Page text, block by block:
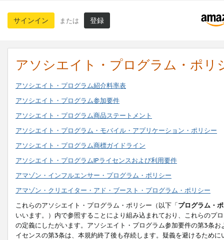
サインイン または 登録
アソシエイト・プログラム・ポリ
アソシエイト・プログラム紹介料率表
アソシエイト・プログラム参加要件
アソシエイト・プログラム商品ステートメント
アソシエイト・プログラム・モバイル・アプリケーション・ポリシー
アソシエイト・プログラム商標ガイドライン
アソシエイト・プログラムIPライセンスおよび利用要件
アマゾン・インフルエンサー・プログラム・ポリシー
アマゾン・クリエイター・アド・ブースト・プログラム・ポリシー
これらのアソシエイト・プログラム・ポリシー（以下「プログラム・
いいます。）内で参照することにより組み込まれており、これらのプ
の定義にしたがいます。アソシエイト・プログラム参加要件の第3条
イセンスの第3条は、本規約終了後も存続します。疑義を避けるため